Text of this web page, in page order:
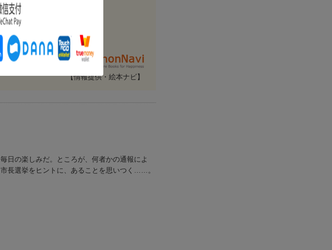
【情報提供・絵本ナビ】
日の楽しみだ。ところが、何者かの通報によ
長選挙をヒントに、あることを思いつく……。